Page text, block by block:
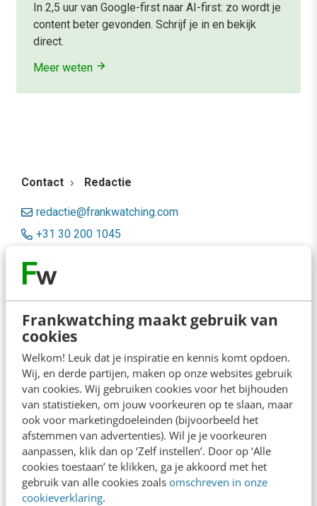
Frankwatching maakt gebruik van
cookies
Welkom! Leuk dat je inspiratie en kennis komt opdoen.
Wij, en derde partijen, maken op onze websites gebruik
van cookies. Wij gebruiken cookies voor het bijhouden
van statistieken, om jouw voorkeuren op te slaan, maar
ook voor marketingdoeleinden (bijvoorbeeld het
afstemmen van advertenties). Wil je je voorkeuren
aanpassen, klik dan op ‘Zelf instellen’. Door op ‘Alle
cookies toestaan’ te klikken, ga je akkoord met het
gebruik van alle cookies zoals omschreven in onze
cookieverklaring.
In 2,5 uur van Google-first naar AI-first: zo wordt je
content beter gevonden. Schrijf je in en bekijk
direct.
Meer weten
Contact Redactie
redactie@frankwatching.com
+31 30 200 1045
Meer contactopties
Frankwatching
Adverteren
Contact
Nieuwsbrieven
Over ons
Ons team
Werken bij